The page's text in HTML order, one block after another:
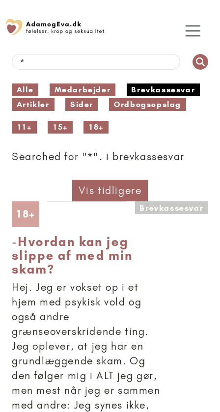
Alle Medarbejder
Brevkassesvar
Artikler
Sider Ordbogsopslag
11+ 15+ 18+
Searched for "*". i brevkassesvar
Vis tidligere
18+ Artikler anbefalet til 18+Brevkassesvar
-Hvordan kan jeg
slippe af med min
skam?
Hej. Jeg er vokset op i et
hjem med psykisk vold og
også andre
grænseoverskridende ting.
Jeg oplever, at jeg har en
grundlæggende skam. Og
den følger mig i ALT jeg gør,
men mest når jeg er sammen
med andre: Jeg synes ikke,